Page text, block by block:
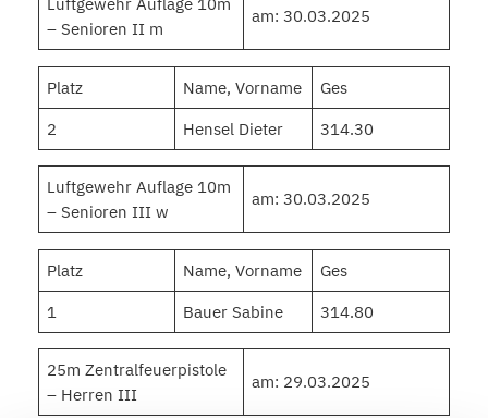
– Senioren II m
am: 30.03.2025
Platz Name, Vorname
Ges
2
Hensel Dieter 314.30
Luftgewehr Auflage 10m
– Senioren III w
am: 30.03.2025
Platz Name, Vorname
Ges
1
Bauer Sabine 314.80
25m Zentralfeuerpistole
– Herren III
am: 29.03.2025